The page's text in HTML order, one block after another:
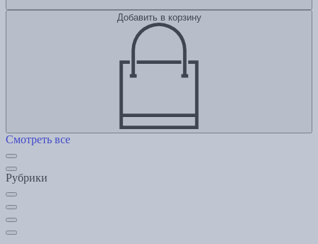
Добавить в корзину
Смотреть все
Рубрики